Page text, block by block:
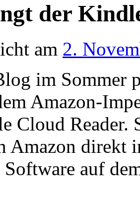
der
am 2.
im Sommer
Amazon-
Cloud Reader.
Amazon direkt
auf